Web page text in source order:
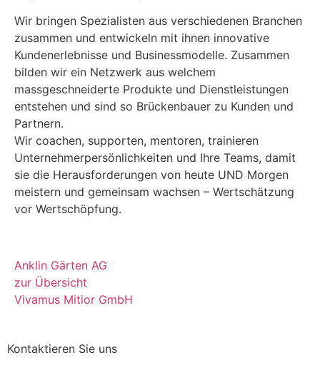
Wir bringen Spezialisten aus verschiedenen Branchen
zusammen und entwickeln mit ihnen innovative
Kundenerlebnisse und Businessmodelle. Zusammen
bilden wir ein Netzwerk aus welchem
massgeschneiderte Produkte und Dienstleistungen
entstehen und sind so Brückenbauer zu Kunden und
Partnern.
Wir coachen, supporten, mentoren, trainieren
Unternehmerpersönlichkeiten und Ihre Teams, damit
sie die Herausforderungen von heute UND Morgen
meistern und gemeinsam wachsen – Wertschätzung
vor Wertschöpfung.
Anklin Gärten AG
zur Übersicht
Vivamus Mitior GmbH
Kontaktieren Sie uns